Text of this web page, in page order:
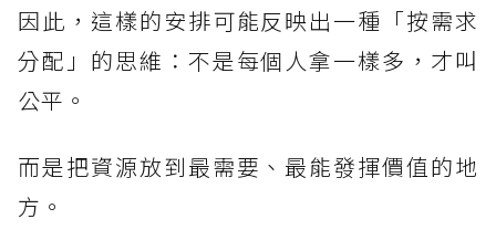
因此，這樣的安排可能反映出一種「按需求
分配」的思維：不是每個人拿一樣多，才叫
公平。
而是把資源放到最需要、最能發揮價值的地
方。